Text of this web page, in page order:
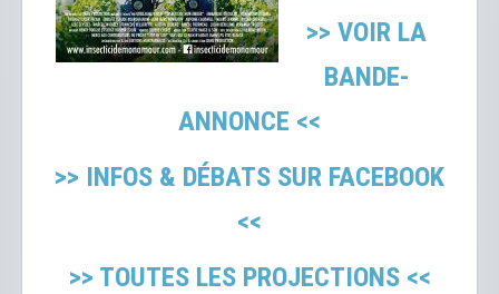
>> VOIR LA
BANDE-
ANNONCE <<
>> INFOS & DÉBATS SUR FACEBOOK
<<
>> TOUTES LES PROJECTIONS <<